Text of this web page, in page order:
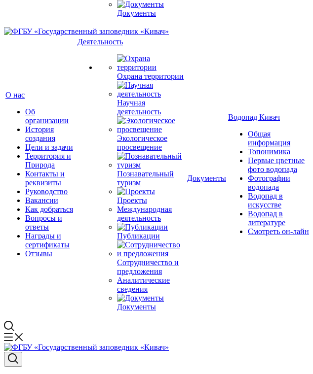
Документы
О нас
Об
организации
История
создания
Цели и задачи
Территория и
Природа
Контакты и
реквизиты
Руководство
Вакансии
Как добраться
Вопросы и
ответы
Награды и
сертификаты
Отзывы
Деятельность
Охрана территории
Научная
деятельность
Экологическое
просвещение
Познавательный
туризм
Проекты
Международная
деятельность
Публикации
Сотрудничество и
предложения
Аналитические
сведения
Документы
Документы
Водопад Кивач
Общая
информация
Топонимика
Первые цветные
фото водопада
Фотографии
водопада
Водопад в
искусстве
Водопад в
литературе
Смотреть он-лайн